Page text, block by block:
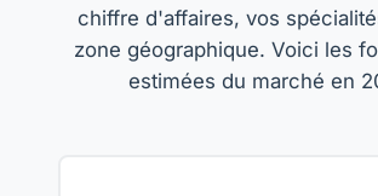
chiffre d'affaires, vos
zone géographique. Voici les
estimées du marché en